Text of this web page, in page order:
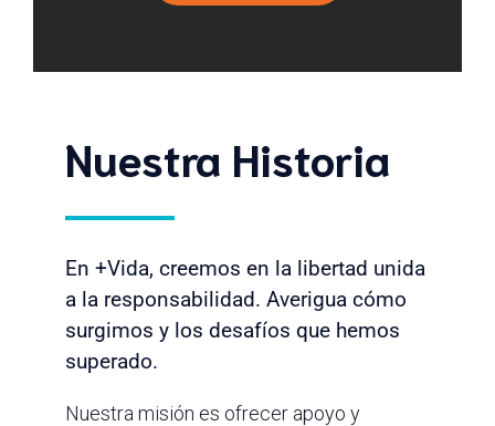
Nuestra Historia
En +Vida, creemos en la libertad unida
a la responsabilidad. Averigua cómo
surgimos y los desafíos que hemos
superado.
Nuestra misión es ofrecer apoyo y